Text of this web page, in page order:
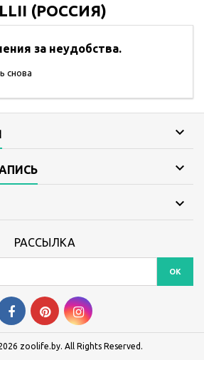
(РОССИЯ)
за неудобства.
снова



РАССЫЛКА
zoolife.by. All Rights Reserved.